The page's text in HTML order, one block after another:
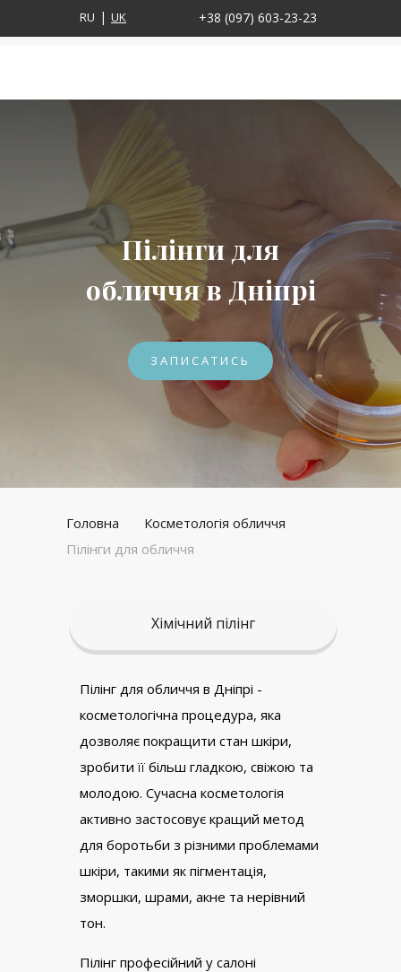
RU UK +38 (097) 603-23-23
Пілінги для
обличчя в Дніпрі
ЗАПИСАТИСЬ
Головна
Косметологія обличчя
Пілінги для обличчя
Хімічний пілінг
Пілінг для обличчя в Дніпрі -
косметологічна процедура, яка
дозволяє покращити стан шкіри,
зробити її більш гладкою, свіжою та
молодою. Сучасна косметологія
активно застосовує кращий метод
для боротьби з різними проблемами
шкіри, такими як пігментація,
зморшки, шрами, акне та нерівний
тон.
Пілінг професійний у салоні